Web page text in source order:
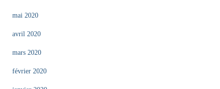
mai 2020
avril 2020
mars 2020
février 2020